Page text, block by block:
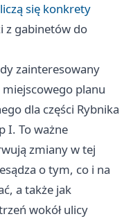
się konkrety
z gabinetów do
zainteresowany
planu
dla części Rybnika
I. To ważne
zmiany w tej
o tym, co i na
a także jak
wokół ulicy